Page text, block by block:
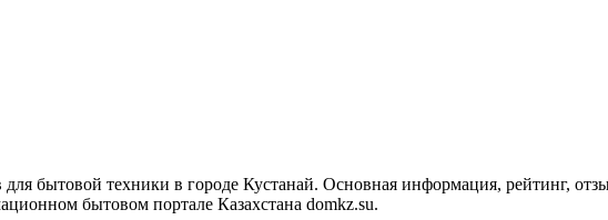
для бытовой техники в городе Кустанай. Основная информация, рейтинг,
бытовом портале Казахстана domkz.su.